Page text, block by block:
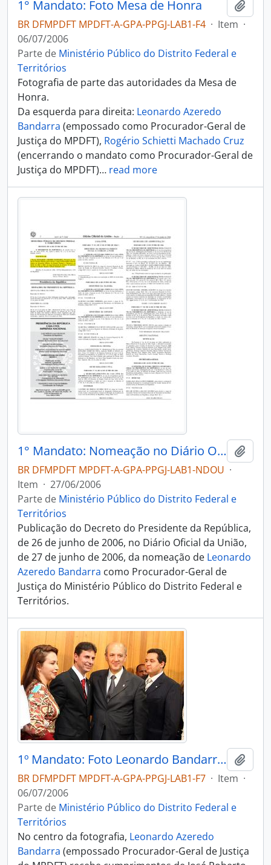
1° Mandato: Foto Mesa de Honra
BR DFMPDFT MPDFT-A-GPA-PPGJ-LAB1-F4 · Item ·
06/07/2006
Parte de Ministério Público do Distrito Federal e
Territórios
Fotografia de parte das autoridades da Mesa de
Honra.
Da esquerda para direita: Leonardo Azeredo
Bandarra (empossado como Procurador-Geral de
Justiça do MPDFT), Rogério Schietti Machado Cruz
(encerrando o mandato como Procurador-Geral de
Justiça do MPDFT)… read more
1° Mandato: Nomeação no Diário Oficial da União
BR DFMPDFT MPDFT-A-GPA-PPGJ-LAB1-NDOU ·
Item · 27/06/2006
Parte de Ministério Público do Distrito Federal e
Territórios
Publicação do Decreto do Presidente da República,
de 26 de junho de 2006, no Diário Oficial da União,
de 27 de junho de 2006, da nomeação de Leonardo
Azeredo Bandarra como Procurador-Geral de
Justiça do Ministério Público do Distrito Federal e
Territórios.
1º Mandato: Foto Leonardo Bandarra com Autoridades
BR DFMPDFT MPDFT-A-GPA-PPGJ-LAB1-F7 · Item ·
06/07/2006
Parte de Ministério Público do Distrito Federal e
Territórios
No centro da fotografia, Leonardo Azeredo
Bandarra (empossado Procurador-Geral de Justiça